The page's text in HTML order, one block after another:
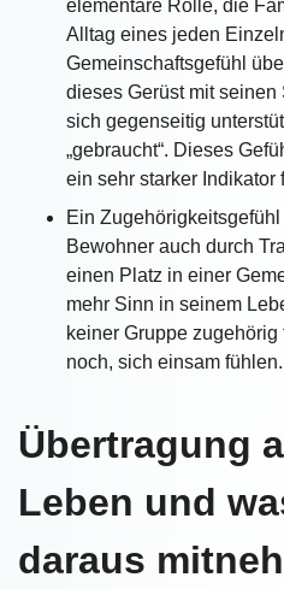
elementare Rolle, die
Alltag eines jeden
Gemeinschaftsgefühl
dieses Gerüst mit seinen
sich gegenseitig
„gebraucht“. Dieses
ein sehr starker Indikator
Ein
Bewohner auch durch
einen Platz in einer
mehr Sinn in seinem
keiner Gruppe
noch, sich einsam fühlen.
Übertragung
Leben und
daraus